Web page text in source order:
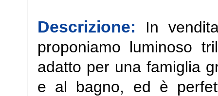
Descrizione:
In
proponiamo luminoso
adatto per una famiglia
e al bagno, ed è